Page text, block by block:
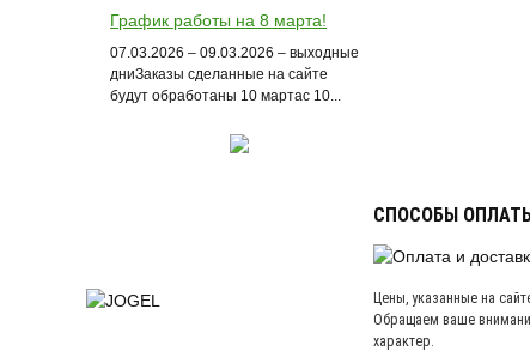
График работы на 8 марта!
07.03.2026 – 09.03.2026 – выходные
дниЗаказы сделанные на сайте
будут обработаны 10 мартас 10...
СПОСОБЫ
Цены, указанные на
Обращаем ваше
характер.